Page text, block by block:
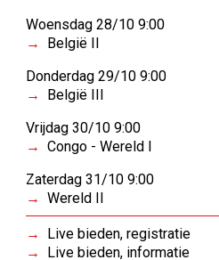
Woensdag 28/10 9:00
België II
Donderdag 29/10 9:00
België III
Vrijdag 30/10 9:00
Congo - Wereld I
Zaterdag 31/10 9:00
Wereld II
Live bieden, registratie
Live bieden, informatie